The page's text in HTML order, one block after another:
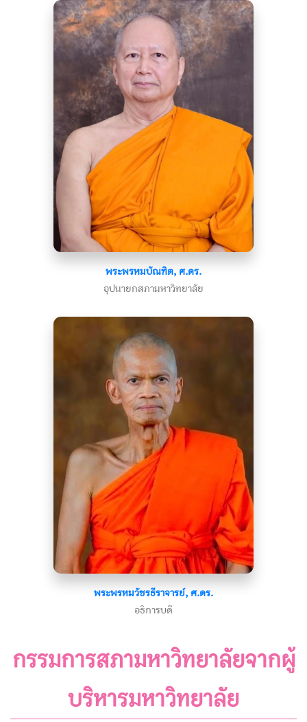
พระพรหมบัณฑิต, ศ.ดร.
อุปนายกสภามหาวิทยาลัย
พระพรหมวัชรธีราจารย์, ศ.ดร.
อธิการบดี
กรรมการสภามหาวิทยาลัยจากผู้
บริหารมหาวิทยาลัย